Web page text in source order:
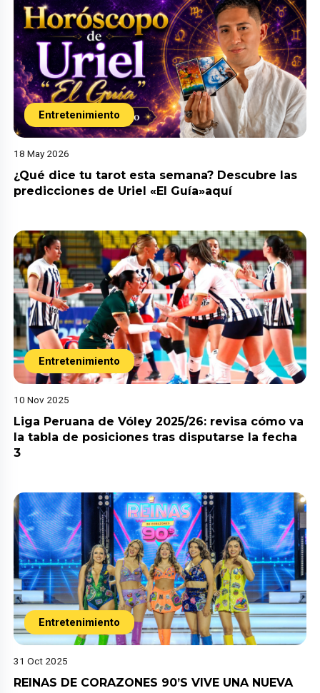
Entretenimiento
18 May 2026
¿Qué dice tu tarot esta semana? Descubre las
predicciones de Uriel «El Guía»aquí
Entretenimiento
10 Nov 2025
Liga Peruana de Vóley 2025/26: revisa cómo va
la tabla de posiciones tras disputarse la fecha
3
Entretenimiento
31 Oct 2025
REINAS DE CORAZONES 90’S VIVE UNA NUEVA